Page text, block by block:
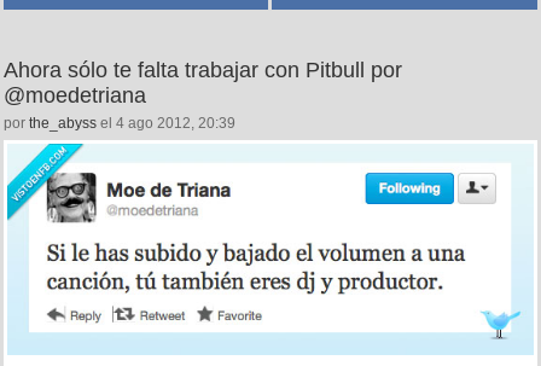
Ahora sólo te falta trabajar con Pitbull por
@moedetriana
por the_abyss el 4 ago 2012, 20:39